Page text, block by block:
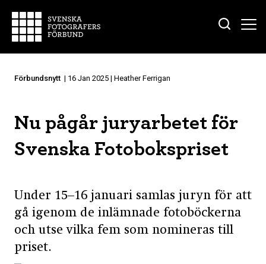
Förbundsnytt | 16 Jan 2025 | Heather Ferrigan
Nu pågår juryarbetet för
Svenska Fotobokspriset
Under 15–16 januari samlas juryn för att
gå igenom de inlämnade fotoböckerna
och utse vilka fem som nomineras till
priset.